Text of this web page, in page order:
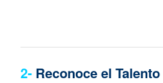
2- Reconoce el Talento